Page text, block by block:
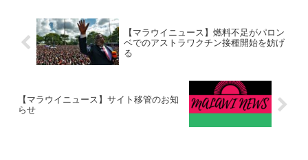
【マラウイニュース】燃料不足がパロン
ベでのアストラワクチン接種開始を妨げ
る
【マラウイニュース】サイト移管のお知
らせ